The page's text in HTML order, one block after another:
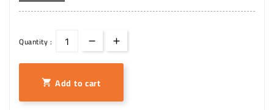
Quantity :
 Add to cart